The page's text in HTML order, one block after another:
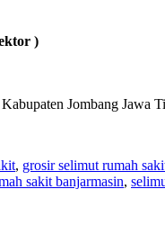
)
Jombang Jawa
, grosir selimut rumah
sakit banjarmasin,